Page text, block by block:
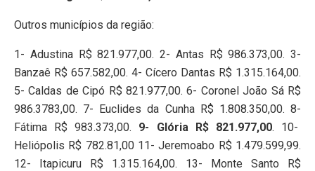
Outros municípios da região:
1- Adustina R$ 821.977,00. 2- Antas R$ 986.373,00. 3-
Banzaê R$ 657.582,00. 4- Cícero Dantas R$ 1.315.164,00.
5- Caldas de Cipó R$ 821.977,00. 6- Coronel João Sá R$
986.3783,00. 7- Euclides da Cunha R$ 1.808.350,00. 8-
Fátima R$ 983.373,00. 9- Glória R$ 821.977,00. 10-
Heliópolis R$ 782.81,00 11- Jeremoabo R$ 1.479.599,99.
12- Itapicuru R$ 1.315.164,00. 13- Monte Santo R$